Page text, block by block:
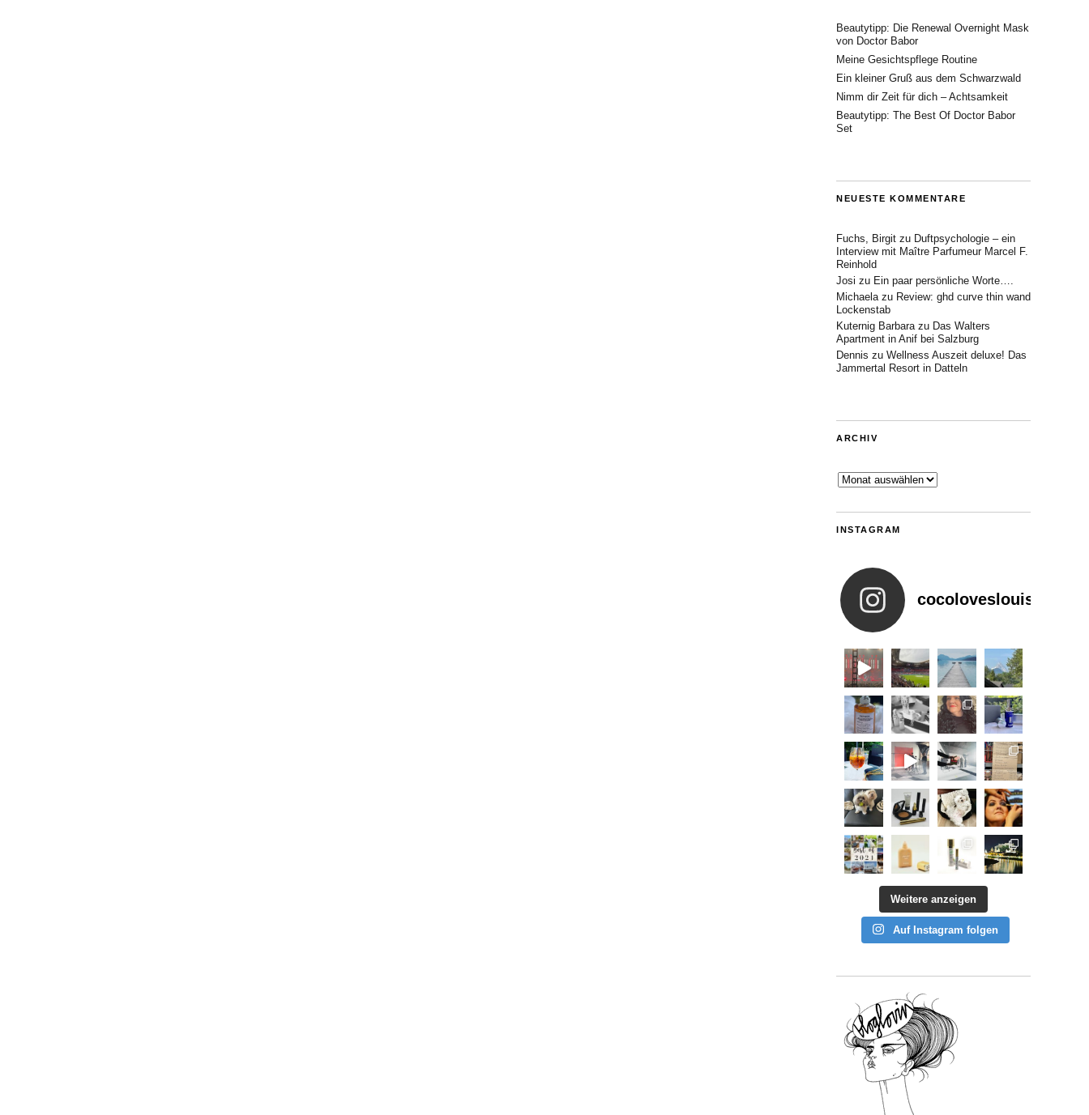
Beautytipp: Die Renewal Overnight Mask
von Doctor Babor
Meine Gesichtspflege Routine
Ein kleiner Gruß aus dem Schwarzwald
Nimm dir Zeit für dich – Achtsamkeit
Beautytipp: The Best Of Doctor Babor
Set
NEUESTE KOMMENTARE
Fuchs, Birgit zu Duftpsychologie – ein
Interview mit Maître Parfumeur Marcel F.
Reinhold
Josi zu Ein paar persönliche Worte….
Michaelazu Review: ghd curve thin wand
Lockenstab
Kuternig Barbarazu Das Walters
Apartment in Anif bei Salzburg
Dennis zu Wellness Auszeit deluxe! Das
Jammertal Resort in Datteln
ARCHIV
Archiv
INSTAGRAM
cocoloveslouis
Weitere anzeigen
Auf Instagram folgen